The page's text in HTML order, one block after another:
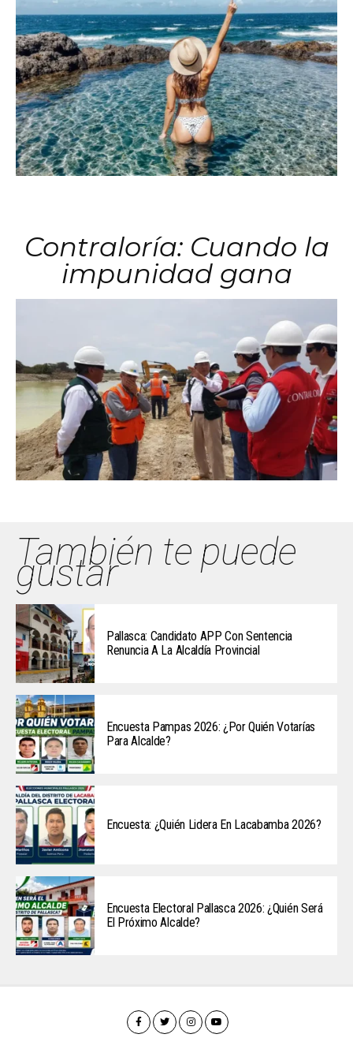
Contraloría: Cuando la
impunidad gana
También te puede
gustar
Pallasca: Candidato APP Con Sentencia
Renuncia A La Alcaldía Provincial
Encuesta Pampas 2026: ¿Por Quién Votarías
Para Alcalde?
Encuesta: ¿Quién Lidera En Lacabamba 2026?
Encuesta Electoral Pallasca 2026: ¿Quién Será
El Próximo Alcalde?